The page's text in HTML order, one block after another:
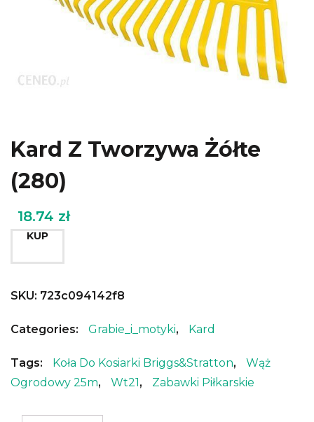
Kard Z Tworzywa Żółte
(280)
18.74 zł
KUP
SKU: 723c094142f8
Categories: Grabie_i_motyki, Kard
Tags: Koła Do Kosiarki Briggs&stratton,
Wąż
Ogrodowy 25m, Wt21 , Zabawki Piłkarskie